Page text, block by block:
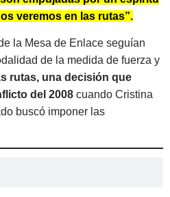
veremos en las rutas”.
la Mesa de Enlace seguían
de la medida de fuerza y
rutas, una decisión que
del 2008 cuando Cristina
buscó imponer las